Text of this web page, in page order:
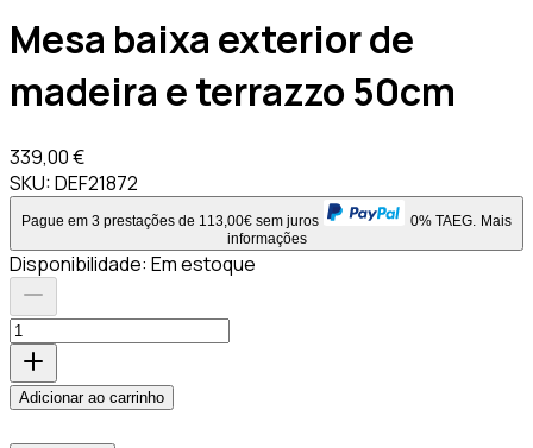
Mesa baixa exterior de
madeira e terrazzo 50cm
339,00 €
SKU:DEF21872
Pague em 3 prestações de 113,00€ sem juros 0% TAEG. Mais
informações
Disponibilidade: Em estoque
Adicionar ao carrinho